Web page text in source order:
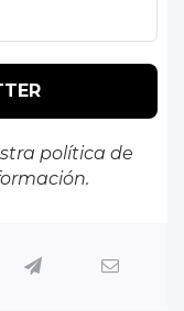
política de